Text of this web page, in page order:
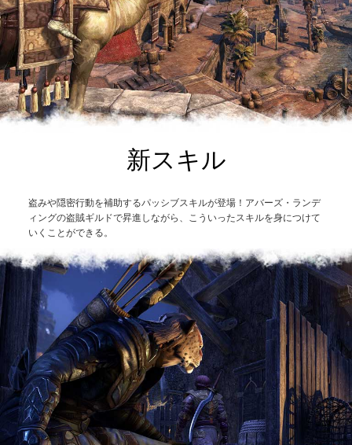
新スキル
盗みや隠密行動を補助するパッシブスキルが登場！アバーズ・ランデ
ィングの盗賊ギルドで昇進しながら、こういったスキルを身につけて
いくことができる。